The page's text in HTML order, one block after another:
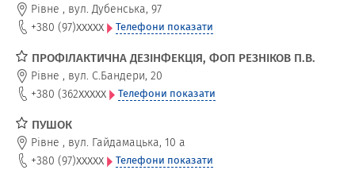
Рівне , вул. Дубенська, 97
+380 (97)xxxxx Телефони показати
ПРОФІЛАКТИЧНА ДЕЗІНФЕКЦІЯ, ФОП РЕЗНІКОВ П.В.
Рівне , вул. С.Бандери, 20
+380 (362xxxxx Телефони показати
ПУШОК
Рівне , вул. Гайдамацька, 10 а
+380 (97)xxxxx Телефони показати